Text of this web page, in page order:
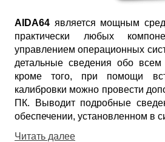
AIDA64 является мощным
практически любых
управлением операционных
детальные сведения обо
кроме того, при помощи
калибровки можно провести
ПК. Выводит подробные
обеспечении, установленном в
Читать далее